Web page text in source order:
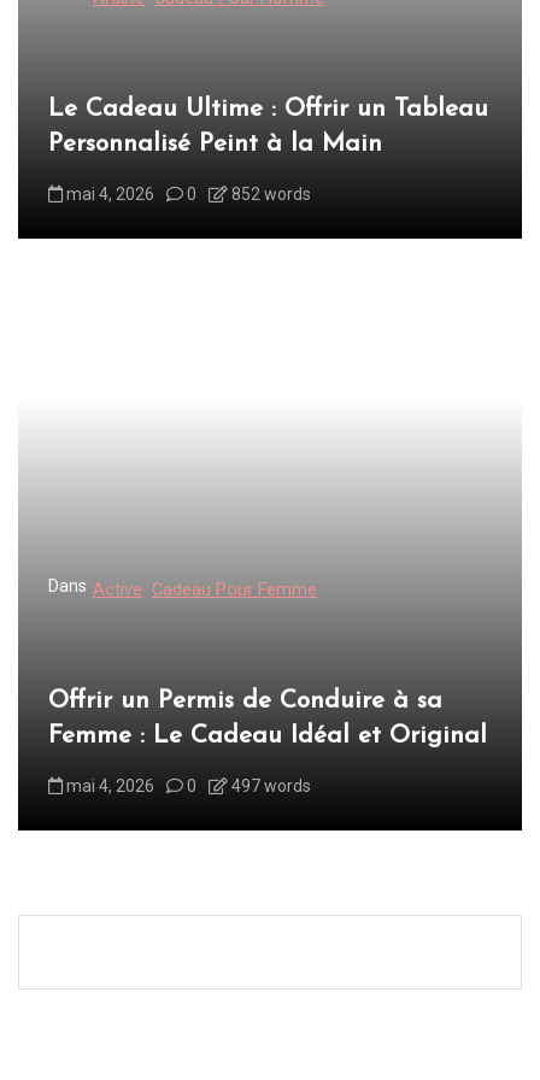
c
Le Cadeau Ultime : Offrir un Tableau
Personnalisé Peint à la Main
mai 4, 2026 0 852 words
Dans Active Cadeau Pour Femme
Offrir un Permis de Conduire à sa
Femme : Le Cadeau Idéal et Original
mai 4, 2026 0 497 words